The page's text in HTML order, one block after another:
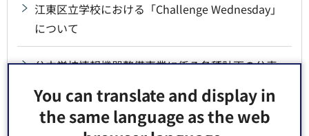
You can translate and display in
the same language as the web
江東区立学校における「Challenge Wednesday」
について
公立学校情報機器整備事業に係る各種計画の公表
江東区学校施設の将来ビジョン